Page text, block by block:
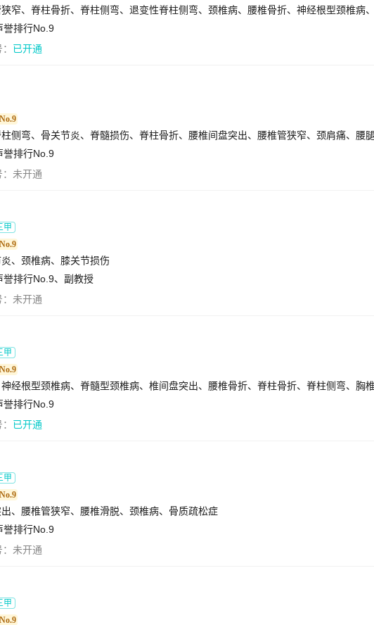
誉排行No.9
已开通
No.9
誉排行No.9
未开通
甲
No.9
、颈椎病、膝关节损伤
誉排行No.9、副教授
未开通
甲
No.9
誉排行No.9
已开通
甲
No.9
、腰椎管狭窄、腰椎滑脱、颈椎病、骨质疏松症
誉排行No.9
未开通
甲
No.9